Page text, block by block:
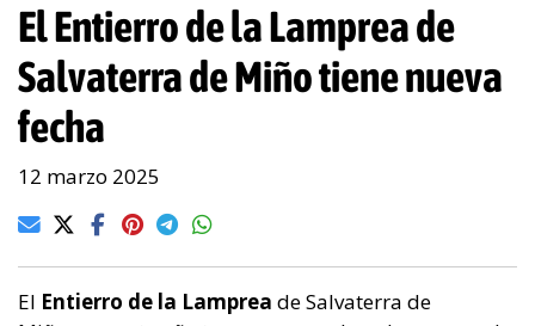
El Entierro de la Lamprea de
Salvaterra de Miño tiene nueva
fecha
12 marzo 2025
El Entierro de la Lamprea de Salvaterra de